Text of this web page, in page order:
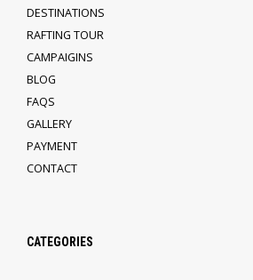
DESTINATIONS
RAFTING TOUR
CAMPAIGINS
BLOG
FAQS
GALLERY
PAYMENT
CONTACT
CATEGORIES